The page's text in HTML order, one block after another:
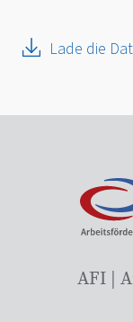
Lade die
AFI |